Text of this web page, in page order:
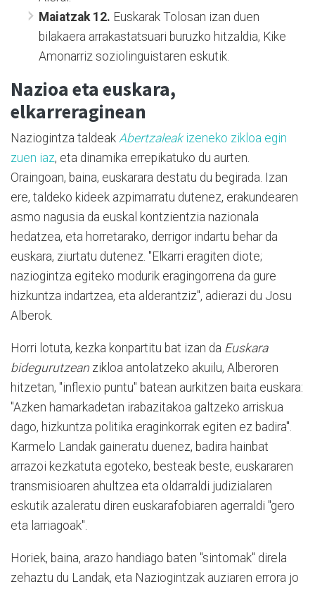
Maiatzak 12. Euskarak Tolosan izan duen
bilakaera arrakastatsuari buruzko hitzaldia, Kike
Amonarriz soziolinguistaren eskutik.
Nazioa eta euskara,
elkarreraginean
Naziogintza taldeak Abertzaleakizeneko zikloa egin
zuen iaz, eta dinamika errepikatuko du aurten.
Oraingoan, baina, euskarara destatu du begirada. Izan
ere, taldeko kideek azpimarratu dutenez, erakundearen
asmo nagusia da euskal kontzientzia nazionala
hedatzea, eta horretarako, derrigor indartu behar da
euskara, ziurtatu dutenez. "Elkarri eragiten diote;
naziogintza egiteko modurik eragingorrena da gure
hizkuntza indartzea, eta alderantziz", adierazi du Josu
Alberok.
Horri lotuta, kezka konpartitu bat izan da Euskara
bidegurutzean zikloa antolatzeko akuilu, Alberoren
hitzetan, "inflexio puntu" batean aurkitzen baita euskara:
"Azken hamarkadetan irabazitakoa galtzeko arriskua
dago, hizkuntza politika eraginkorrak egiten ez badira".
Karmelo Landak gaineratu duenez, badira hainbat
arrazoi kezkatuta egoteko, besteak beste, euskararen
transmisioaren ahultzea eta oldarraldi judizialaren
eskutik azaleratu diren euskarafobiaren agerraldi "gero
eta larriagoak".
Horiek, baina, arazo handiago baten "sintomak" direla
zehaztu du Landak, eta Naziogintzak auziaren errora jo